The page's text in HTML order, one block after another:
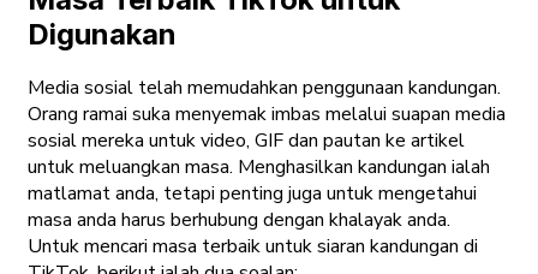
Digunakan
Media sosial telah memudahkan penggunaan kandungan.
Orang ramai suka menyemak imbas melalui suapan media
sosial mereka untuk video, GIF dan pautan ke artikel
untuk meluangkan masa. Menghasilkan kandungan ialah
matlamat anda, tetapi penting juga untuk mengetahui
masa anda harus berhubung dengan khalayak anda.
Untuk mencari masa terbaik untuk siaran kandungan di